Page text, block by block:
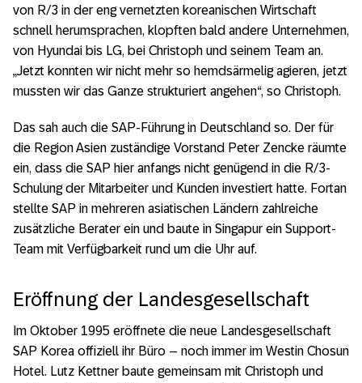
von R/3 in der eng vernetzten koreanischen Wirtschaft
schnell herumsprachen, klopften bald andere Unternehmen,
von Hyundai bis LG, bei Christoph und seinem Team an.
„Jetzt konnten wir nicht mehr so hemdsärmelig agieren, jetzt
mussten wir das Ganze strukturiert angehen“, so Christoph.
Das sah auch die SAP-Führung in Deutschland so. Der für
die Region Asien zuständige Vorstand Peter Zencke räumte
ein, dass die SAP hier anfangs nicht genügend in die R/3-
Schulung der Mitarbeiter und Kunden investiert hatte. Fortan
stellte SAP in mehreren asiatischen Ländern zahlreiche
zusätzliche Berater ein und baute in Singapur ein Support-
Team mit Verfügbarkeit rund um die Uhr auf.
Eröffnung der Landesgesellschaft
Im Oktober 1995 eröffnete die neue Landesgesellschaft
SAP Korea offiziell ihr Büro – noch immer im Westin Chosun
Hotel. Lutz Kettner baute gemeinsam mit Christoph und